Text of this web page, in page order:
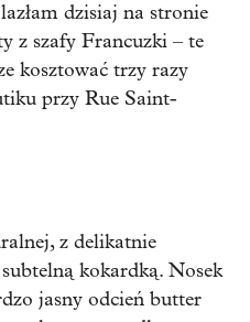
dzisiaj na stronie
z szafy Francuzki – te
kosztować trzy razy
przy Rue Saint-
z delikatnie
kokardką. Nosek
jasny odcień butter